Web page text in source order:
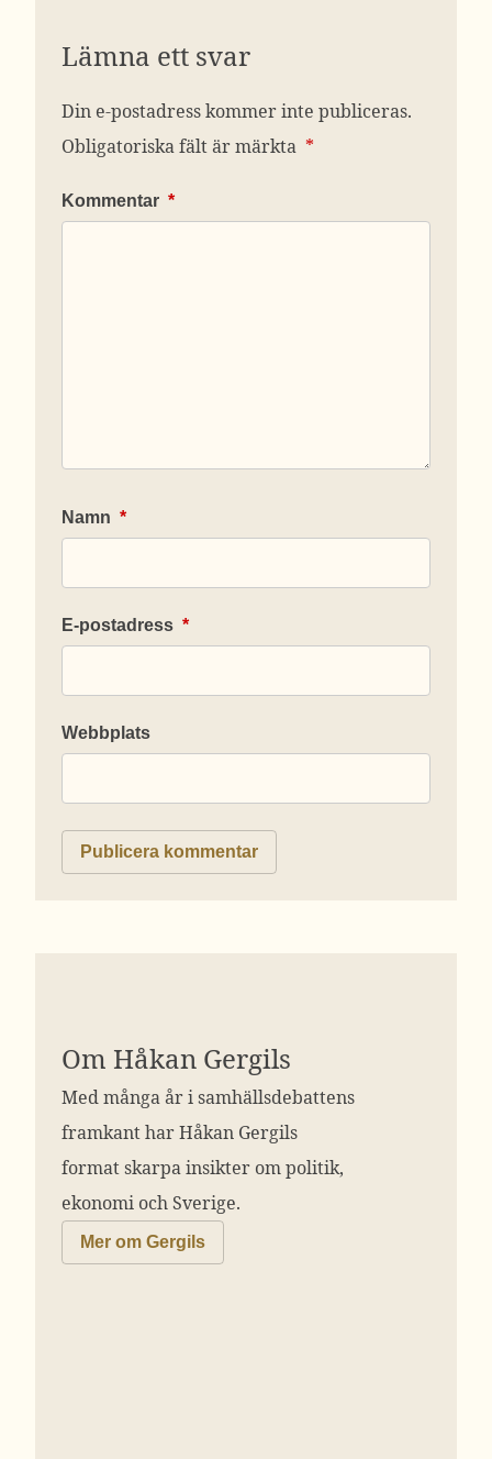
Lämna ett svar
Din e-postadress kommer inte publiceras.
Obligatoriska fält är märkta *
Kommentar *
Namn *
E-postadress *
Webbplats
Om Håkan Gergils
Med många år i samhällsdebattens
framkant har Håkan Gergils
format skarpa insikter om politik,
ekonomi och Sverige.
Mer om Gergils